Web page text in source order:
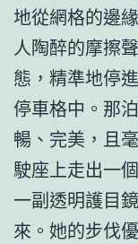
地從網格的邊
人陶醉的摩擦
態，精準地停
停車格中。那
暢、完美，且
駛座上走出一
一副透明護目
來。她的步伐